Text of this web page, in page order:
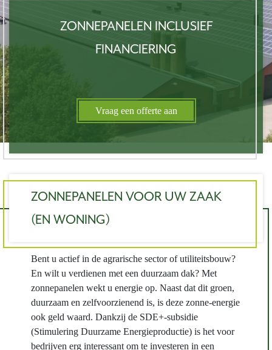
ZONNEPANELEN INCLUSIEF
FINANCIERING
Vraag een offerte aan
ZONNEPANELEN VOOR UW ZAAK
(EN WONING)
Bent u actief in de agrarische sector of utiliteitsbouw?
En wilt u verdienen met een duurzaam dak? Met
zonnepanelen wekt u energie op. Naast dat dit groen,
duurzaam en zelfvoorzienend is, is deze zonne-energie
ook geld waard. Dankzij de SDE+-subsidie
(Stimulering Duurzame Energieproductie) is het voor
bedrijven erg interessant om te investeren in een